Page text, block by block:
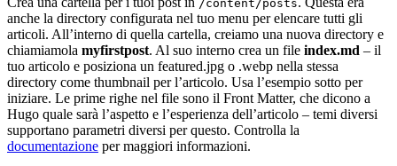
/content/posts
anche la directory configurata nel tuo menu per elencare tutti gli
articoli. All’interno di quella cartella, creiamo una nuova directory e
chiamiamola myfirstpost. Al suo interno crea un file index.md – il
tuo articolo e posiziona un featured.jpg o .webp nella stessa
directory come thumbnail per l’articolo. Usa l’esempio sotto per
iniziare. Le prime righe nel file sono il Front Matter, che dicono a
Hugo quale sarà l’aspetto e l’esperienza dell’articolo – temi diversi
supportano parametri diversi per questo. Controlla la
documentazione per maggiori informazioni.